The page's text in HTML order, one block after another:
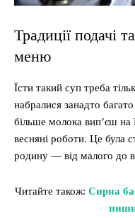
Традиції подачі
меню
Їсти такий суп треба
набралися занадто
більше молока вип’єш
весняні роботи. Це була
родину — від малого до
Читайте також: Сирна